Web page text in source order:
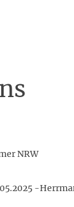
NRW
-